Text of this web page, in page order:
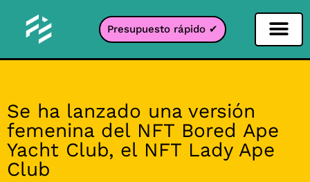
Presupuesto rápido ✔
Se ha lanzado una versión
femenina del NFT Bored Ape
Yacht Club, el NFT Lady Ape
Club